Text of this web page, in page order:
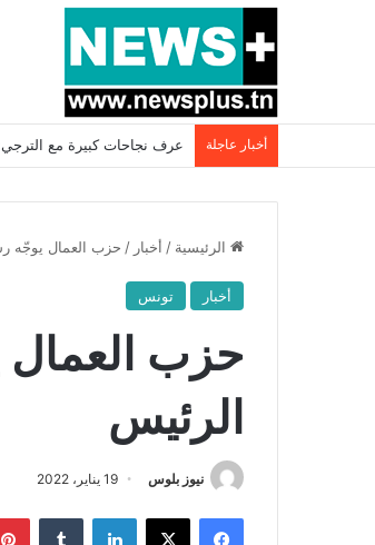
أخبار عاجلة بسبب المرزوقي وبتكليف من
الرئيسية / أخبار / حزب العمال يوجّه
أخبار تونس
حزب العمال
الرئيس
نيوز بلوس 19 يناير، 2022
فيسبوك X لينكدإن